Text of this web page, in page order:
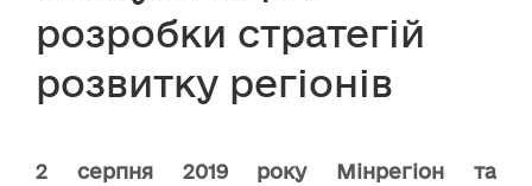
розробки стратегій
розвитку регіонів
2 серпня 2019 року Мінрегіон та